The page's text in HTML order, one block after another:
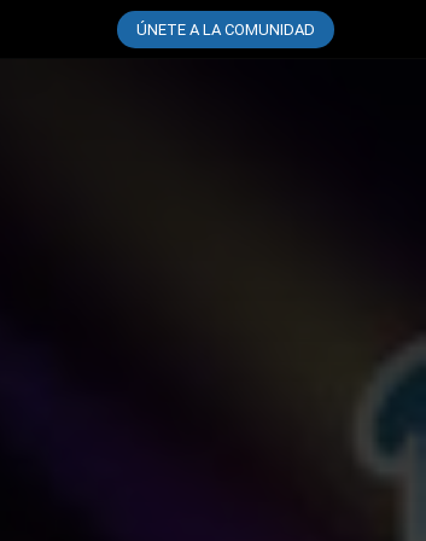
ÚNETE A LA COMUNIDAD